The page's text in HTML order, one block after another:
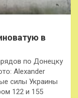
в
по Донецку
Alexander
силы Украины
122 и 155